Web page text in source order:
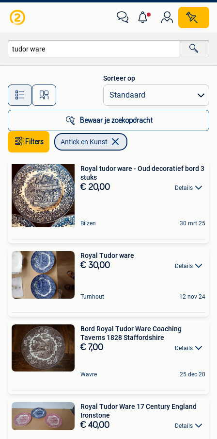
Alle afstanden…
Sorteer op
Bewaar je zoekopdracht
Filters Antiek en Kunst
Royal tudor ware - Oud decoratief bord 3
stuks
€ 20,00 Details
Bilzen 30 mrt 25
Royal Tudor ware
€ 30,00 Details
Turnhout 12 nov 24
Bord Royal Tudor Ware Coaching
Taverns 1828 Staffordshire
€ 7,00 Details
Wavre 25 dec 20
Royal Tudor Ware 17 Century England
Ironstone
€ 40,00 Details